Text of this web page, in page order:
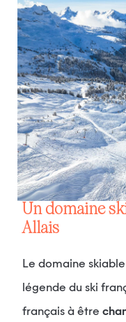
Un domaine skiable dessiné par Emile
Allais
Le domaine skiable a, de son côté, été pensé par la
légende du ski
français à être